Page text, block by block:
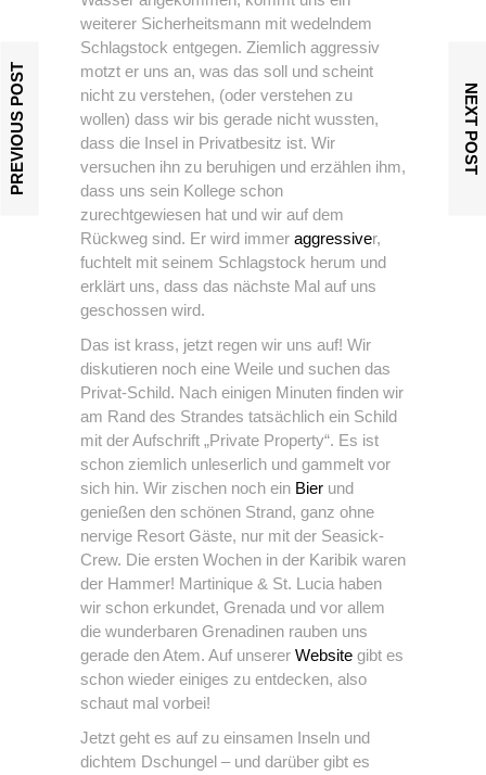
weiterer Sicherheitsmann mit wedelndem
Schlagstock entgegen. Ziemlich aggressiv
motzt er uns an, was das soll und scheint
nicht zu verstehen, (oder verstehen zu
wollen) dass wir bis gerade nicht wussten,
dass die Insel in Privatbesitz ist. Wir
versuchen ihn zu beruhigen und erzählen ihm,
dass uns sein Kollege schon
zurechtgewiesen hat und wir auf dem
Rückweg sind. Er wird immer aggressiver,
fuchtelt mit seinem Schlagstock herum und
erklärt uns, dass das nächste Mal auf uns
geschossen wird.
Das ist krass, jetzt regen wir uns auf! Wir
diskutieren noch eine Weile und suchen das
Privat-Schild. Nach einigen Minuten finden wir
am Rand des Strandes tatsächlich ein Schild
mit der Aufschrift „Private Property“. Es ist
schon ziemlich unleserlich und gammelt vor
sich hin. Wir zischen noch ein Bier und
genießen den schönen Strand, ganz ohne
nervige Resort Gäste, nur mit der Seasick-
Crew. Die ersten Wochen in der Karibik waren
der Hammer! Martinique & St. Lucia haben
wir schon erkundet, Grenada und vor allem
die wunderbaren Grenadinen rauben uns
gerade den Atem. Auf unserer Website gibt es
schon wieder einiges zu entdecken, also
schaut mal vorbei!
Jetzt geht es auf zu einsamen Inseln und
dichtem Dschungel – und darüber gibt es
PREVIOUS POST NEXT POST